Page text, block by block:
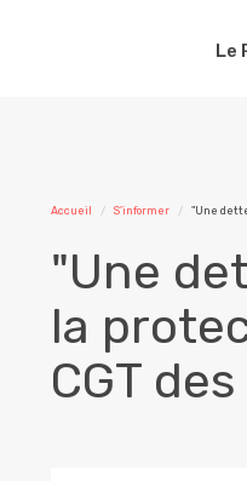
Le
Accueil S'informer "Une
"Une
la
CGT